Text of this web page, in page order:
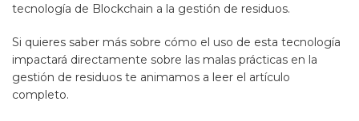
tecnología de Blockchain a la gestión de residuos.
Si quieres saber más sobre cómo el uso de esta tecnología
impactará directamente sobre las malas prácticas en la
gestión de residuos te animamos a leer el artículo
completo.